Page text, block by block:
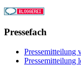
Pressefach
Pressemitteilung
Pressemitteilung